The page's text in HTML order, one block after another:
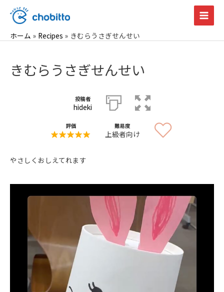
ス
Main
ホーム Recipes きむらうさぎせんせい
きむらうさぎせんせい
投稿者
hideki
評価 難易度
上級者向け
やさしくおしえてれます